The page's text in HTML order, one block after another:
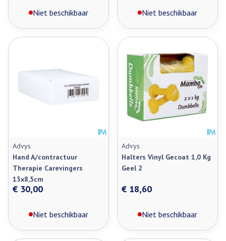
Niet beschikbaar Niet beschikbaar
Advys
Hand A/contractuur
Therapie Carevingers
13x8,5cm
€ 30,00
Niet beschikbaar
Advys
Halters Vinyl Gecoat 1,0 Kg
Geel 2
€ 18,60
Niet beschikbaar